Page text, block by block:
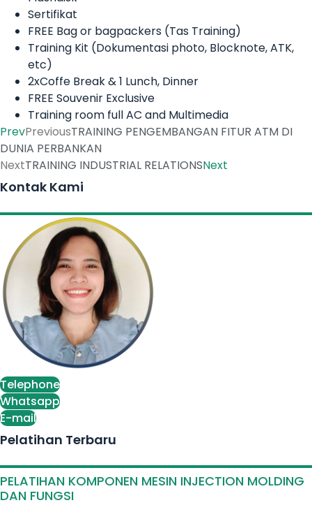
Sertifikat
FREE Bag or bagpackers (Tas Training)
Training Kit (Dokumentasi photo, Blocknote, ATK,
etc)
2xCoffe Break & 1 Lunch, Dinner
FREE Souvenir Exclusive
Training room full AC and Multimedia
PrevPreviousTRAINING PENGEMBANGAN FITUR ATM DI
DUNIA PERBANKAN
NextTRAINING INDUSTRIAL RELATIONSNext
Kontak Kami
Telephone
Whatsapp
E-mail
Pelatihan Terbaru
PELATIHAN KOMPONEN MESIN INJECTION MOLDING
DAN FUNGSI